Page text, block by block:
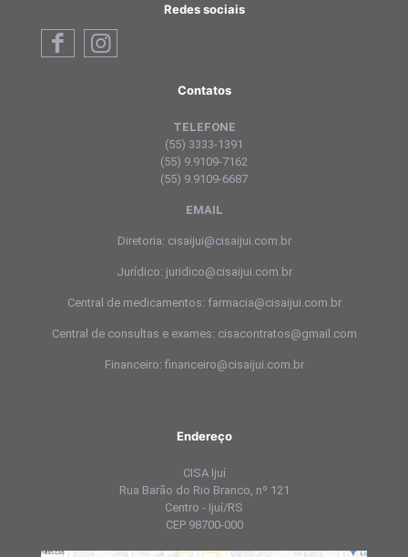
Redes sociais
Contatos
TELEFONE
(55) 3333-1391
(55) 9.9109-7162
(55) 9.9109-6687
EMAIL
Diretoria: cisaijui@cisaijui.com.br
Jurídico: juridico@cisaijui.com.br
Central de medicamentos: farmacia@cisaijui.com.br
Central de consultas e exames: cisacontratos@gmail.com
Financeiro: financeiro@cisaijui.com.br
Endereço
CISA Ijuí
Rua Barão do Rio Branco, nº 121
Centro - Ijuí/RS
CEP 98700-000